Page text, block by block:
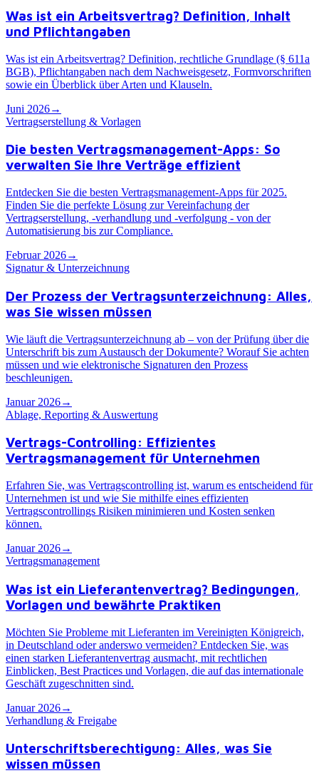
Was ist ein Arbeitsvertrag? Definition, Inhalt
und Pflichtangaben
Was ist ein Arbeitsvertrag? Definition, rechtliche Grundlage (§ 611a
BGB), Pflichtangaben nach dem Nachweisgesetz, Formvorschriften
sowie ein Überblick über Arten und Klauseln.
Juni 2026→
Vertragserstellung & Vorlagen
Die besten Vertragsmanagement-Apps: So
verwalten Sie Ihre Verträge effizient
Entdecken Sie die besten Vertragsmanagement-Apps für 2025.
Finden Sie die perfekte Lösung zur Vereinfachung der
Vertragserstellung, -verhandlung und -verfolgung - von der
Automatisierung bis zur Compliance.
Februar 2026→
Signatur & Unterzeichnung
Der Prozess der Vertragsunterzeichnung: Alles,
was Sie wissen müssen
Wie läuft die Vertragsunterzeichnung ab – von der Prüfung über die
Unterschrift bis zum Austausch der Dokumente? Worauf Sie achten
müssen und wie elektronische Signaturen den Prozess
beschleunigen.
Januar 2026→
Ablage, Reporting & Auswertung
Vertrags-Controlling: Effizientes
Vertragsmanagement für Unternehmen
Erfahren Sie, was Vertragscontrolling ist, warum es entscheidend für
Unternehmen ist und wie Sie mithilfe eines effizienten
Vertragscontrollings Risiken minimieren und Kosten senken
können.
Januar 2026→
Vertragsmanagement
Was ist ein Lieferantenvertrag? Bedingungen,
Vorlagen und bewährte Praktiken
Möchten Sie Probleme mit Lieferanten im Vereinigten Königreich,
in Deutschland oder anderswo vermeiden? Entdecken Sie, was
einen starken Lieferantenvertrag ausmacht, mit rechtlichen
Einblicken, Best Practices und Vorlagen, die auf das internationale
Geschäft zugeschnitten sind.
Januar 2026→
Verhandlung & Freigabe
Unterschriftsberechtigung: Alles, was Sie
wissen müssen